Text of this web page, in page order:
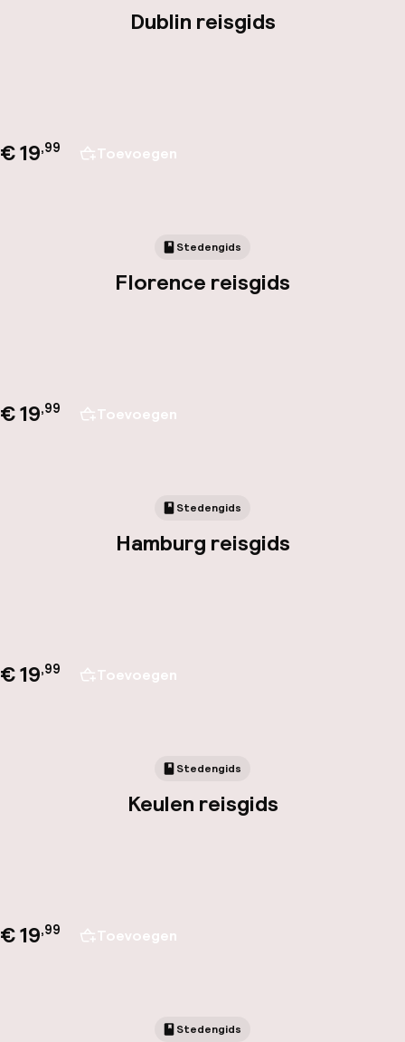
Dublin reisgids
€ 19,99 Toevoegen
Stedengids
Florence reisgids
€ 19,99 Toevoegen
Stedengids
Hamburg reisgids
€ 19,99 Toevoegen
Stedengids
Keulen reisgids
€ 19,99 Toevoegen
Stedengids